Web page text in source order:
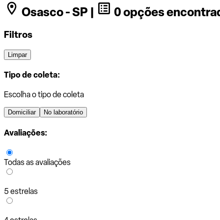
Osasco - SP | 0 opções
Filtros
Limpar
Tipo de coleta:
Escolha o tipo de coleta
Domiciliar No laboratório
Avaliações:
Todas as avaliações
5 estrelas